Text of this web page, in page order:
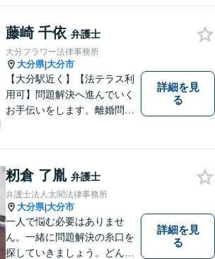
など幅広い問題に柔軟に対応
いたします。【駐車場あり】
藤崎 千依 弁護士
大分フラワー法律事務所
大分県|大分市
【大分駅近く】【法テラス利
用可】問題解決へ進んでいく
お手伝いをします。離婚問題
相談可】分かりやすい言葉
で、明確に判断をお示しし、
問題解決をサポートいたしま
す。
詳細を見
る
籾倉 了胤 弁護士
弁護士法人太聞法律事務所
大分県|大分市
一人で悩む必要はありませ
ん。一緒に問題解決の糸口を
探していきましょう。どんな
詳細を見
る